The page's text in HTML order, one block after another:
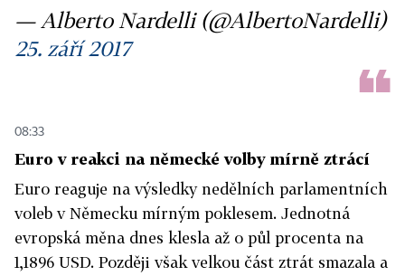
— Alberto Nardelli (@AlbertoNardelli)
25. září 2017
08:33
Euro v reakci na německé volby mírně ztrácí
Euro reaguje na výsledky nedělních parlamentních
voleb v Německu mírným poklesem. Jednotná
evropská měna dnes klesla až o půl procenta na
1,1896 USD. Později však velkou část ztrát smazala a